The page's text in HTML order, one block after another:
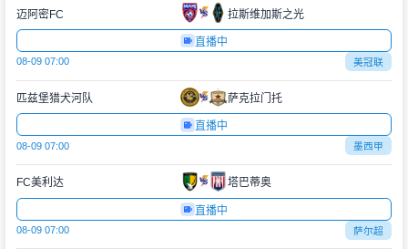
迈阿密FC 拉斯维加斯之光
直播中
08-09 07:00 美冠联
匹兹堡猎犬河队 萨克拉门托
直播中
08-09 07:00 墨西甲
FC美利达 塔巴蒂奥
直播中
08-09 07:00 萨尔超